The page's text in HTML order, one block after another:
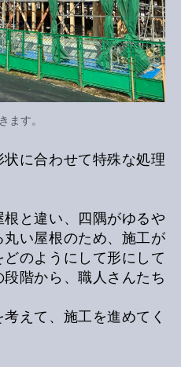
ます。
に合わせて特殊な処理
と違い、四隅がゆるや
い屋根のため、施工が
のようにして形にして
階から、職人さんたち
えて、施工を進めてく